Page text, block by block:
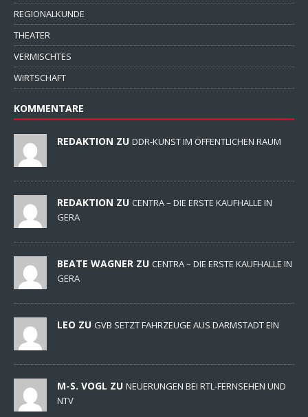
REGIONALKUNDE
THEATER
VERMISCHTES
WIRTSCHAFT
KOMMENTARE
REDAKTION ZU DDR-KUNST IM ÖFFENTLICHEN RAUM
REDAKTION ZU CENTRA – DIE ERSTE KAUFHALLE IN
GERA
BEATE WAGNER ZU CENTRA – DIE ERSTE KAUFHALLE IN
GERA
LEO ZU GVB SETZT FAHRZEUGE AUS DARMSTADT EIN
M-S. VOGL ZU NEUERUNGEN BEI RTL-FERNSEHEN UND
NTV